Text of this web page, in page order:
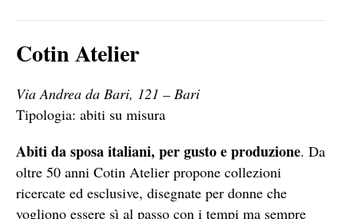
Cotin Atelier
Via Andrea da Bari, 121 – Bari
Tipologia: abiti su misura
Abiti da sposa italiani, per gusto e produzione. Da
oltre 50 anni Cotin Atelier propone collezioni
ricercate ed esclusive, disegnate per donne che
vogliono essere sì al passo con i tempi ma sempre